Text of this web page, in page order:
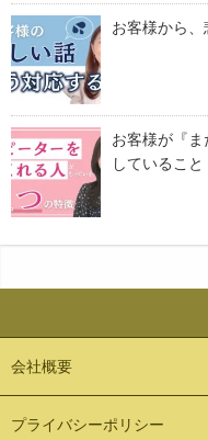
お客様から
お客様が『
していること
会社概要
プライバシーポリシー